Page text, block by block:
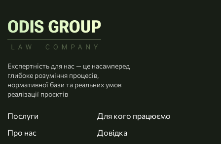
Експертність для нас — це насамперед
глибоке розуміння процесів,
нормативної бази та реальних умов
реалізації проєктів
Послуги
Для кого працюємо
Про нас
Довідка